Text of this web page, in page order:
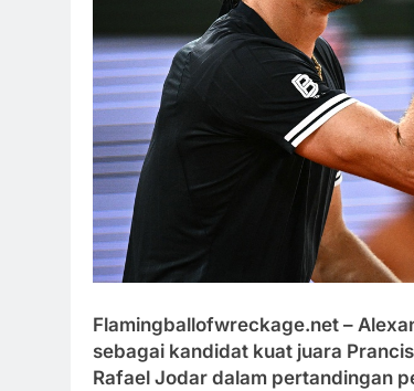
Flamingballofwreckage.net –
sebagai kandidat kuat juara
Rafael Jodar dalam pertandingan